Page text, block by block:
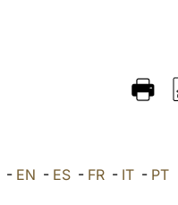
- EN - ES - FR - IT - PT